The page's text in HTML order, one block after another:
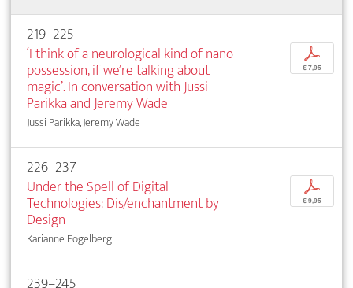
219–225
‘I think of a neurological kind of nano-
possession, if we’re talking about
magic’. In conversation with Jussi
Parikka and Jeremy Wade
Jussi Parikka, Jeremy Wade
p
€ 7,95
226–237
Under the Spell of Digital
Technologies: Dis/enchantment by
Design
Karianne Fogelberg
p
€ 9,95